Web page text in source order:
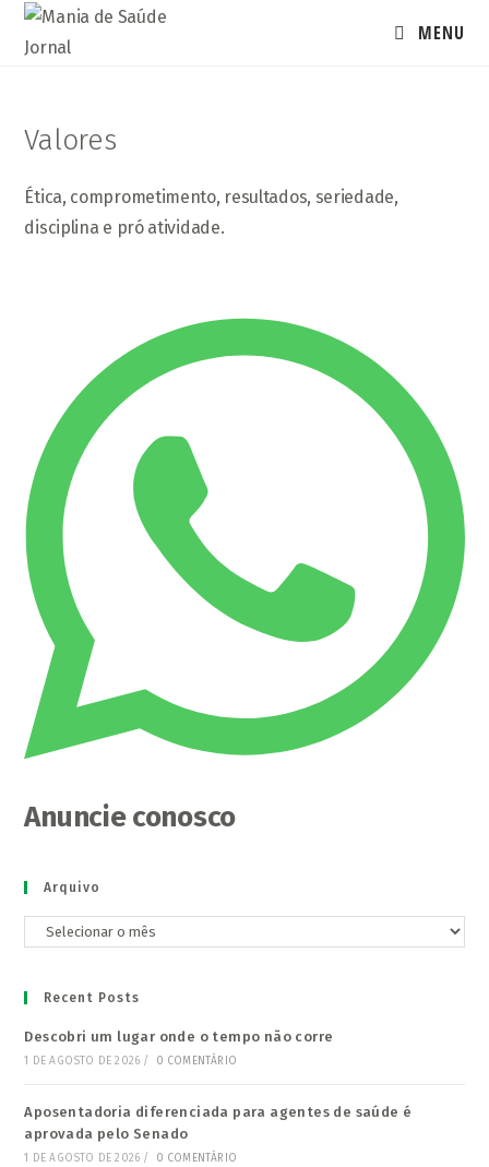
para
MENU
Valores
Ética, comprometimento, resultados, seriedade,
disciplina e pró atividade.
Anuncie conosco
Arquivo
Arquivo
Recent Posts
Descobri um lugar onde o tempo não corre
1 DE AGOSTO DE 2026 / 0 COMENTÁRIO
Aposentadoria diferenciada para agentes de saúde é
aprovada pelo Senado
1 DE AGOSTO DE 2026 / 0 COMENTÁRIO